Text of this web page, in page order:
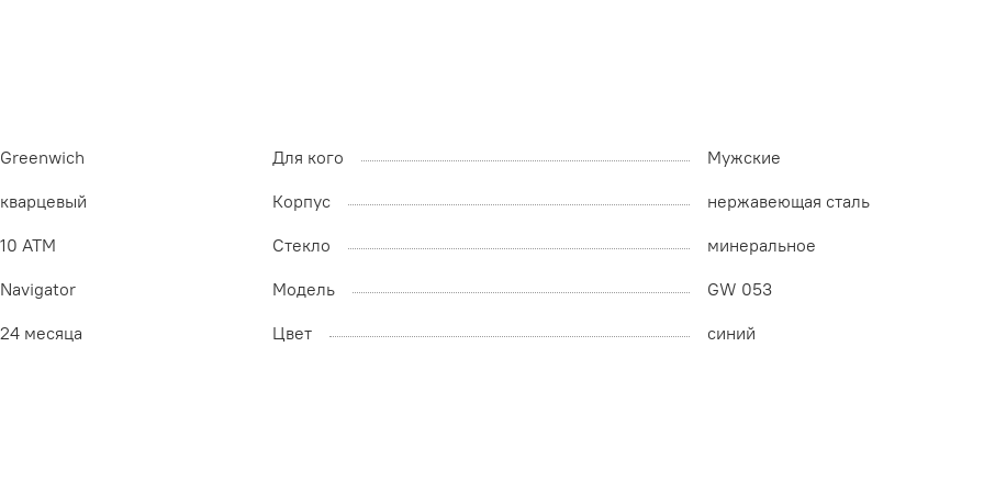
Greenwich Для кого
Мужские
кварцевый
Корпус
нержавеющая сталь
10 ATM
Стекло
минеральное
Navigator
Модель
GW 053
24 месяца
Цвет синий